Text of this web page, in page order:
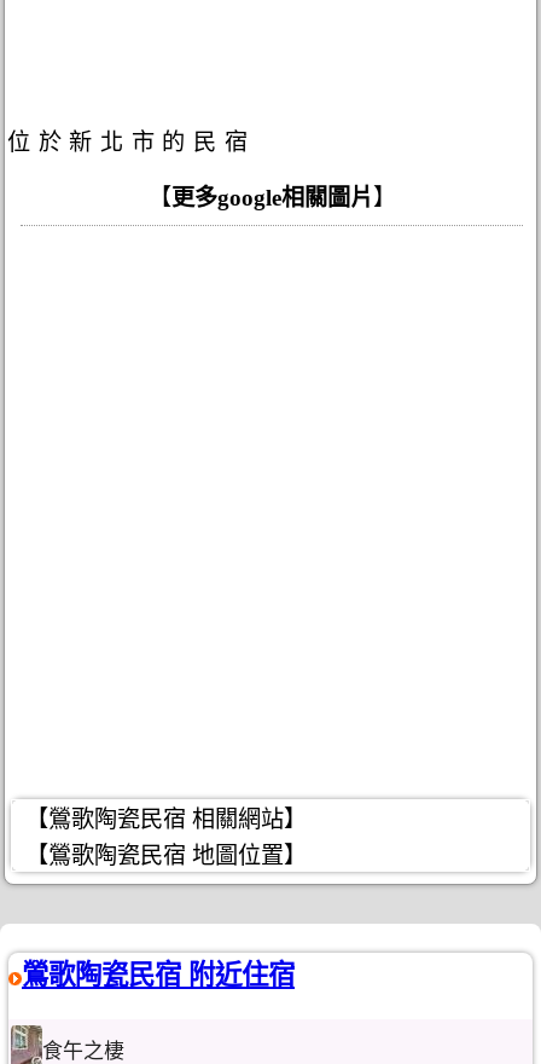
位於新北市的民宿
【更多google相關圖片 】
【鶯歌陶瓷民宿 相關網站】
【鶯歌陶瓷民宿 地圖位置】
鶯歌陶瓷民宿 附近住宿
食午之棲